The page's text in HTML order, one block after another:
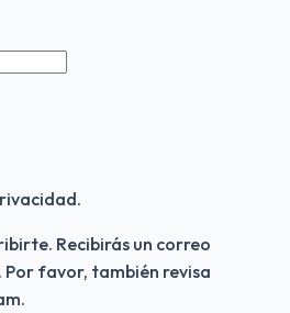
Recibirás un correo
favor, también revisa